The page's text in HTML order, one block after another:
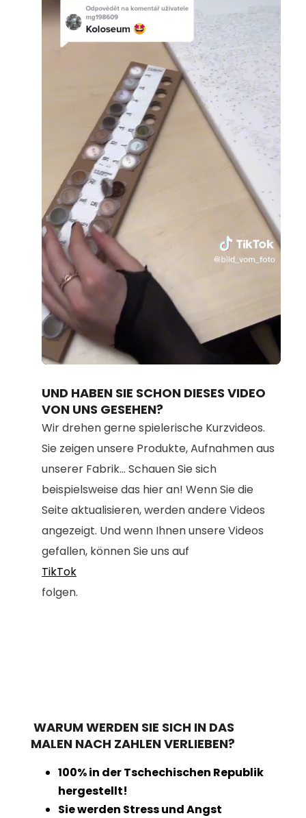
100.00%
UND HABEN SIE SCHON DIESES VIDEO
VON UNS GESEHEN?
Wir drehen gerne spielerische Kurzvideos.
Sie zeigen unsere Produkte, Aufnahmen aus
unserer Fabrik... Schauen Sie sich
beispielsweise das hier an! Wenn Sie die
Seite aktualisieren, werden andere Videos
angezeigt. Und wenn Ihnen unsere Videos
gefallen, können Sie uns auf
TikTok
folgen.
WARUM WERDEN SIE SICH IN DAS
MALEN NACH ZAHLEN VERLIEBEN?
100% in der Tschechischen Republik
hergestellt!
Sie werden Stress und Angst